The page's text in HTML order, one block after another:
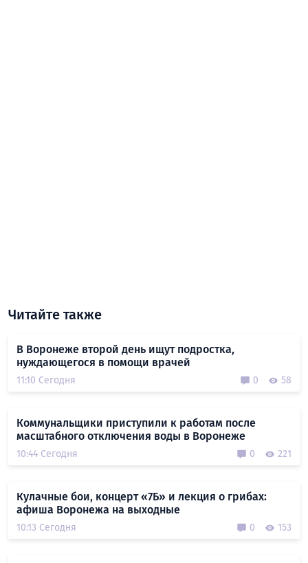
Читайте также
В Воронеже второй день ищут подростка,
нуждающегося в помощи врачей
11:10 Сегодня 0 58
Коммунальщики приступили к работам после
масштабного отключения воды в Воронеже
10:44 Сегодня 0 221
Кулачные бои, концерт «7Б» и лекция о грибах:
афиша Воронежа на выходные
10:13 Сегодня 0 153